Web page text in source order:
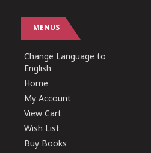
MENUS
Change Language to
English
Home
My Account
View Cart
Wish List
Buy Books